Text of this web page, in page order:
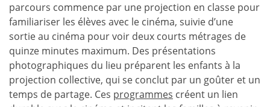
parcours commence par une projection en classe pour
familiariser les élèves avec le cinéma, suivie d’une
sortie au cinéma pour voir deux courts métrages de
quinze minutes maximum. Des présentations
photographiques du lieu préparent les enfants à la
projection collective, qui se conclut par un goûter et un
temps de partage. Ces programmes créent un lien